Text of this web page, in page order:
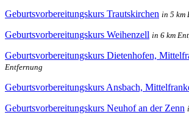
Geburtsvorbereitungskurs Trautskirchen in 5 km
Geburtsvorbereitungskurs Weihenzell in 6 km
Geburtsvorbereitungskurs Dietenhofen,
Entfernung
Geburtsvorbereitungskurs Ansbach,
Geburtsvorbereitungskurs Neuhof an der Zenn